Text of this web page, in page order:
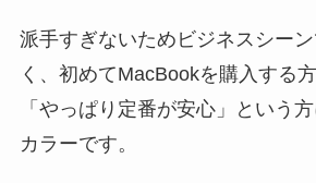
派手すぎないためビジネスシー
く、初めてMacBookを購入する
「やっぱり定番が安心」という
カラーです。